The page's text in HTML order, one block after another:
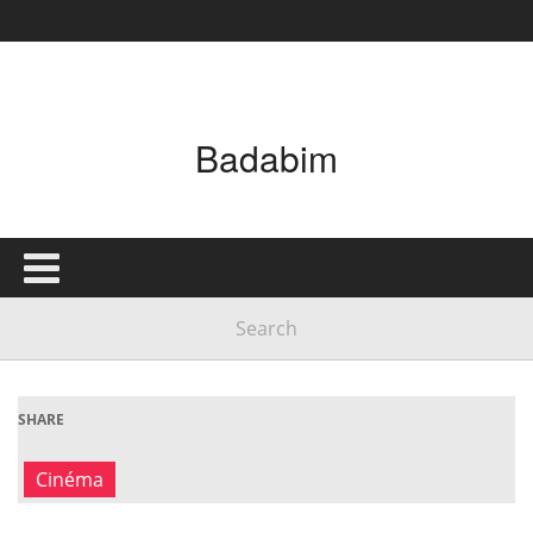
Badabim
SHARE
Cinéma